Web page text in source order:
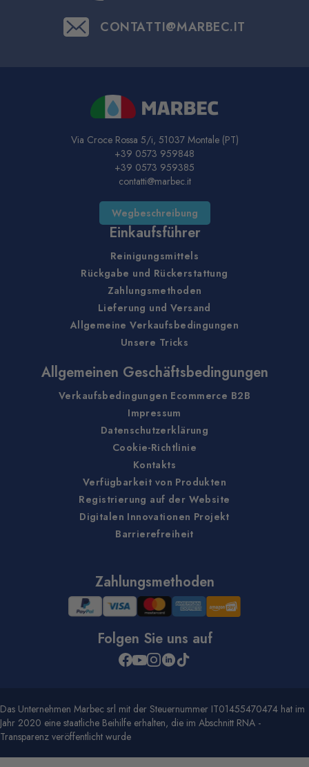
CONTATTI@MARBEC.IT
Via Croce Rossa 5/i, 51037 Montale (PT)
+39 0573 959848
+39 0573 959385
contatti@marbec.it
Wegbeschreibung
Einkaufsführer
Reinigungsmittels
Rückgabe und Rückerstattung
Zahlungsmethoden
Lieferung und Versand
Allgemeine Verkaufsbedingungen
Unsere Tricks
Allgemeinen Geschäftsbedingungen
Verkaufsbedingungen Ecommerce B2B
Impressum
Datenschutzerklärung
Cookie-Richtlinie
Kontakts
Verfügbarkeit von Produkten
Registrierung auf der Website
Digitalen Innovationen Projekt
Barrierefreiheit
Zahlungsmethoden
Folgen Sie uns auf
Das Unternehmen Marbec srl mit der Steuernummer IT01455470474 hat im
Jahr 2020 eine staatliche Beihilfe erhalten, die im Abschnitt RNA -
Transparenz veröffentlicht wurde